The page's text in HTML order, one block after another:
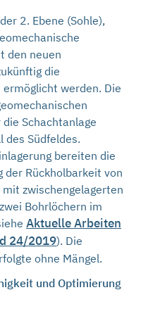
2. Ebene (Sohle),
den neuen
die
werden. Die
Schachtanlage
des Südfeldes.
bereiten die
Rückholbarkeit von
zwischengelagerten
Bohrlöchern im
Aktuelle Arbeiten
24/2019). Die
ohne Mängel.
und Optimierung